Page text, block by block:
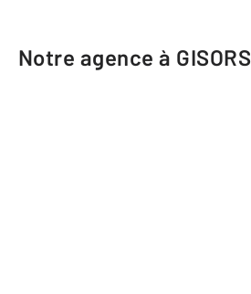
Notre agence à GISORS